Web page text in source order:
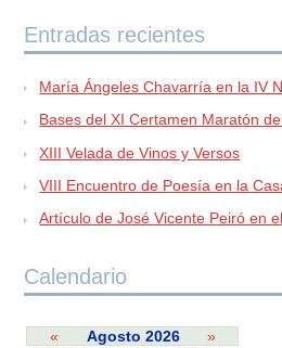
Entradas recientes
María Ángeles Chavarría en la IV
Bases del XI Certamen Maratón
XIII Velada de Vinos y Versos
VIII Encuentro de Poesía en la
Artículo de José Vicente Peiró en
Calendario
« Agosto 2026 »